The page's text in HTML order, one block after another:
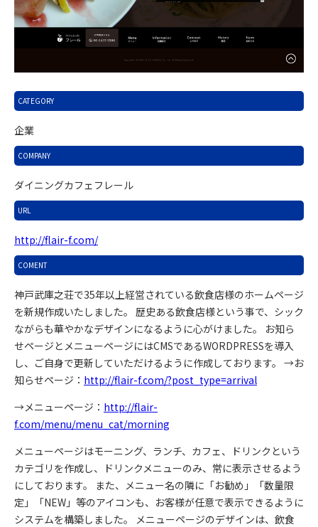
CATEGORY
企業
COMPANY
ダイニングカフェフレール
URL
http://flair-f.com/
COMENT
神戸武庫之荘で35年以上経営されている飲食店様のホームページ
を新規作成いたしました。
歴史ある飲食店様という事で、シック
ながらも華やかなデザインになるように心がけました。
お知ら
せページとメニューページにはCMSであるWORDPRESSを導入
し、ご自身で更新していただけるように作成しております。 →お
知らせページ： http://flair-f.com/?post_type=arrival
→メニューページ： http://flair-
f.com/menu/menu_cat/morning
メニューページはモーニング、ランチ、カフェ、ドリンクという
カテゴリを作成し、ドリンクメニューのみ、常に表示させるよう
にしております。
また、メニュー名の隣に「お勧め」「数量限
定」「NEW」等のアイコンも、お客様が任意で表示できるように
システムを構築しました。
メニューページのデザインは、飲食